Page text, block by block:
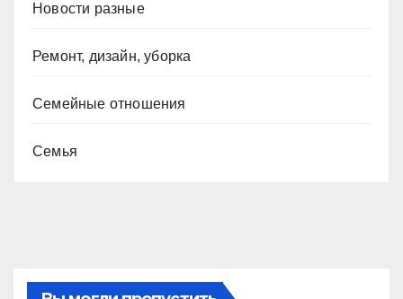
Новости разные
Ремонт, дизайн, уборка
Семейные отношения
Семья